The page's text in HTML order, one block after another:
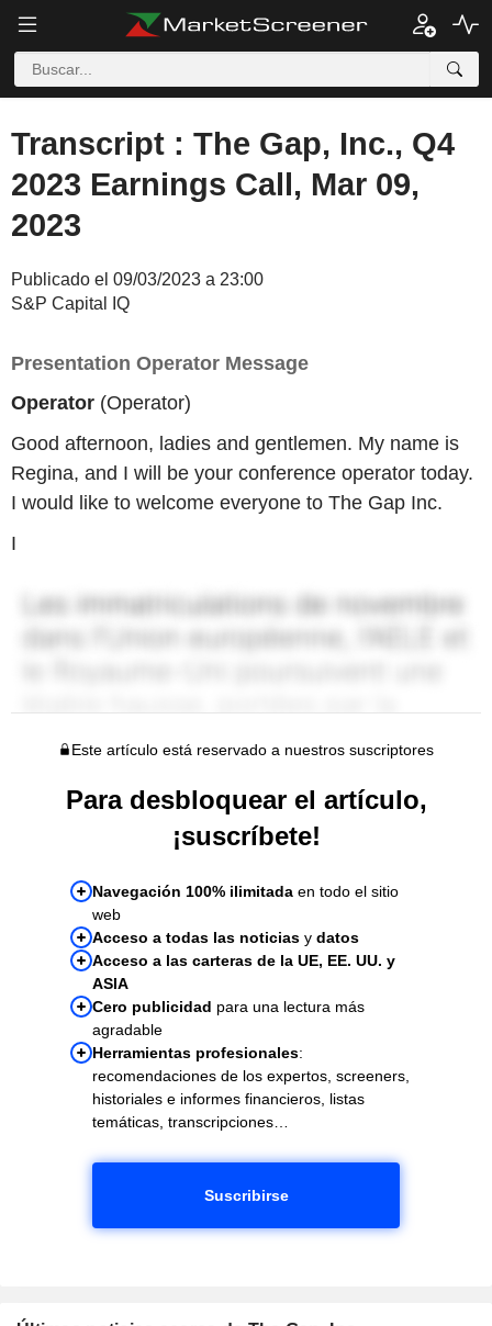
Transcript : The Gap, Inc., Q4
2023 Earnings Call, Mar 09,
2023
Publicado el 09/03/2023 a 23:00
S&P Capital IQ
Presentation Operator Message
Operator (Operator)
Good afternoon, ladies and gentlemen. My name is
Regina, and I will be your conference operator today.
I would like to welcome everyone to The Gap Inc.
I
Este artículo está reservado a nuestros suscriptores
Para desbloquear el artículo,
¡suscríbete!
Navegación 100% ilimitada en todo el sitio
web
Acceso a todas las noticias y datos
Acceso a las carteras de la UE, EE. UU. y
ASIA
Cero publicidad para una lectura más
agradable
Herramientas profesionales:
recomendaciones de los expertos, screeners,
historiales e informes financieros, listas
temáticas, transcripciones…
Suscribirse